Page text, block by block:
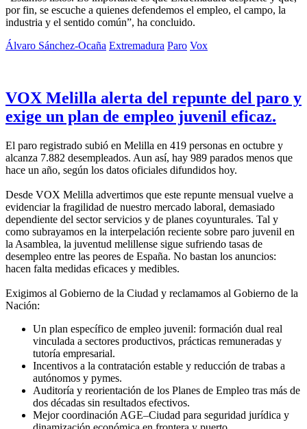
por fin, se escuche a quienes defendemos el empleo, el campo, la
industria y el sentido común”, ha concluido.
Álvaro Sánchez-Ocaña Extremadura Paro Vox
VOX Melilla alerta del repunte del paro y
exige un plan de empleo juvenil eficaz.
El paro registrado subió en Melilla en 419 personas en octubre y
alcanza 7.882 desempleados. Aun así, hay 989 parados menos que
hace un año, según los datos oficiales difundidos hoy.
Desde VOX Melilla advertimos que este repunte mensual vuelve a
evidenciar la fragilidad de nuestro mercado laboral, demasiado
dependiente del sector servicios y de planes coyunturales. Tal y
como subrayamos en la interpelación reciente sobre paro juvenil en
la Asamblea, la juventud melillense sigue sufriendo tasas de
desempleo entre las peores de España. No bastan los anuncios:
hacen falta medidas eficaces y medibles.
Exigimos al Gobierno de la Ciudad y reclamamos al Gobierno de la
Nación:
Un plan específico de empleo juvenil: formación dual real
vinculada a sectores productivos, prácticas remuneradas y
tutoría empresarial.
Incentivos a la contratación estable y reducción de trabas a
autónomos y pymes.
Auditoría y reorientación de los Planes de Empleo tras más de
dos décadas sin resultados efectivos.
Mejor coordinación AGE–Ciudad para seguridad jurídica y